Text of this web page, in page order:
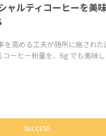
ャルティコーヒーを美
を高める工夫が随所に施され
ーヒー粉量を、6g でも美味
SUCCESS